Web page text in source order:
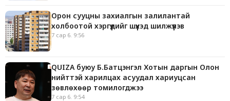
Орон сууцны захиалгын залилантай
холбоотой хэргүүдийг шүүхэд шилжүүлэв
7 сар 6. 9:56
QUIZA буюу Б.Батцэнгэл Хотын даргын Олон
нийттэй харилцах асуудал хариуцсан
зөвлөхөөр томилогджээ
7 сар 6. 9:54